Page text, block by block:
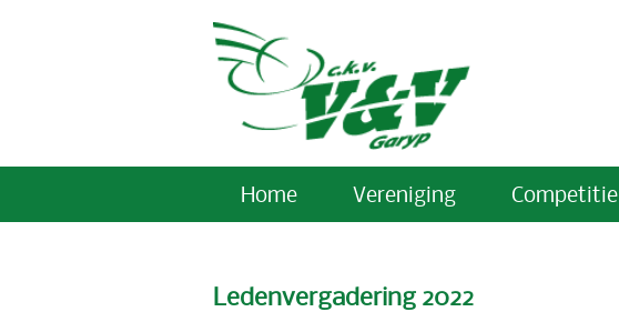
Home Vereniging Competitie
Ledenvergadering 2022